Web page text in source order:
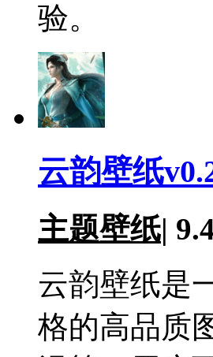
验。
云韵壁纸
主题壁纸|
云韵壁纸是
格的高品质